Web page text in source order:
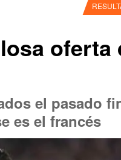
oferta
el pasado
es el francés